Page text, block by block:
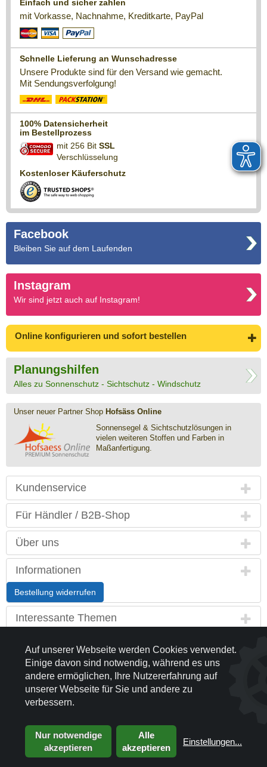
Einfach und sicher zahlen
mit Vorkasse, Nachnahme, Kreditkarte, PayPal
Schnelle Lieferung an Wunschadresse
Unsere Produkte sind für den Versand wie gemacht.
Mit Sendungsverfolgung!
100% Datensicherheit
im Bestellprozess
mit 256 Bit SSL
Verschlüsselung
Kostenloser Käuferschutz
Facebook
Bleiben Sie auf dem Laufenden
Instagram
Wir sind jetzt auch auf Instagram!
Online konfigurieren und sofort bestellen
Planungshilfen
Alles zu Sonnenschutz - Sichtschutz - Windschutz
Unser neuer Partner Shop Hofsäss Online
Sonnensegel & Sichtschutz­lösungen in
vielen weiteren Stoffen und Farben in
Maßanfertigung.
Kundenservice
Für Händler / B2B-Shop
Über uns
Informationen
Bestellung widerrufen
Interessante Themen
Land / Sprache
Kontakt
Partnerseiten
© 2003 - 2026 Peddy Shield Sonnenschutzsysteme GmbH
die profilschmiede - Internetagentur
Auf unserer Webseite werden Cookies verwendet.
Einige davon sind notwendig, während es uns
andere ermöglichen, Ihre Nutzererfahrung auf
unserer Webseite für Sie und andere zu
verbessern.
Nur notwendige
akzeptieren
Alle
akzeptieren
Einstellungen...